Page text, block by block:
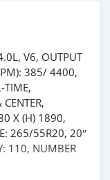
V6, OUTPUT
385/ 4400,
TIME,
X (H) 1890,
265/55R20, 20″
110, NUMBER